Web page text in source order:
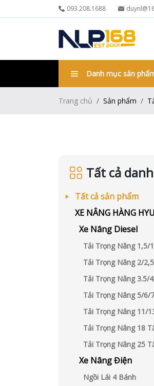
093.208.1688
Danh mục sản
Trang chủ Sản phẩm
Tất cả
Tất cả sản phẩm
XE NÂNG HÀNG
Xe Nâng Diesel
Tải Trọng Nâng 1,5/
Tải Trọng Nâng 2/
Tải Trọng Nâng 3.5/
Tải Trọng Nâng 5/6/
Tải Trọng Nâng 11/
Tải Trọng Nâng 18
Tải Trọng Nâng 25
Xe Nâng Điện
Ngồi Lái 4 Bánh